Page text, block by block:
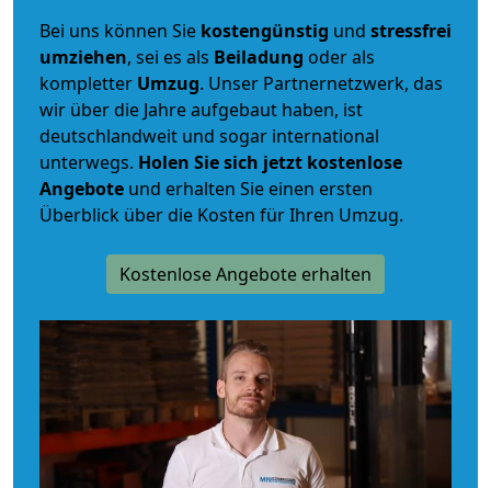
Bei uns können Sie kostengünstig und stressfrei
umziehen, sei es als Beiladung oder als
kompletter Umzug. Unser Partnernetzwerk, das
wir über die Jahre aufgebaut haben, ist
deutschlandweit und sogar international
unterwegs. Holen Sie sich jetzt kostenlose
Angebote und erhalten Sie einen ersten
Überblick über die Kosten für Ihren Umzug.
Kostenlose Angebote erhalten